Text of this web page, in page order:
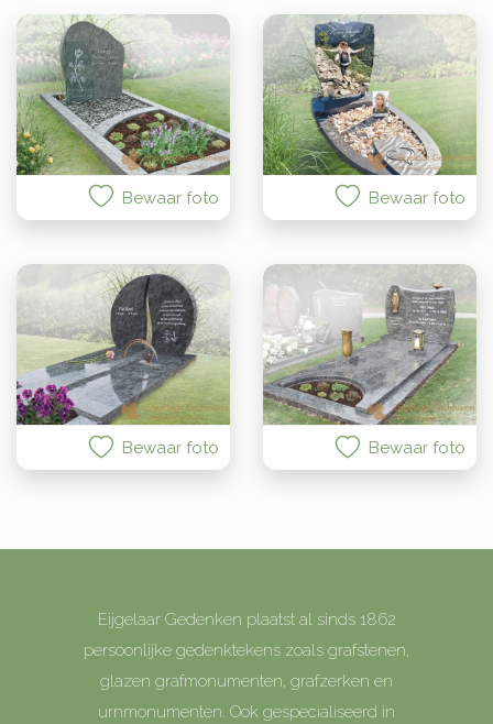
Bewaar foto Bewaar foto
Bewaar foto Bewaar foto
Eijgelaar Gedenken plaatst al sinds 1862
persoonlijke gedenktekens zoals grafstenen,
glazen grafmonumenten, grafzerken en
urnmonumenten. Ook gespecialiseerd in